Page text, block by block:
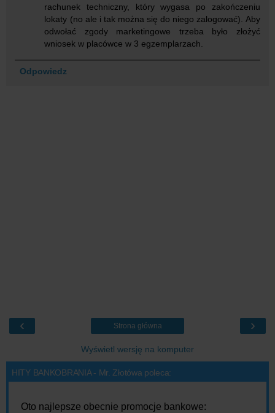
rachunek techniczny, który wygasa po zakończeniu
lokaty (no ale i tak można się do niego zalogować). Aby
odwołać zgody marketingowe trzeba było złożyć
wniosek w placówce w 3 egzemplarzach.
Odpowiedz
‹ ›
Strona główna
Wyświetl wersję na komputer
HITY BANKOBRANIA - Mr. Złotówa poleca:
Oto najlepsze obecnie promocje bankowe: